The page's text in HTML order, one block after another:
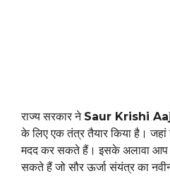
राज्य सरकार ने Saur Krishi
के लिए एक तंत्र तैयार किया है।
मदद कर सकते हैं। इसके अलावा आप
सकते हैं जो सौर ऊर्जा संयंत्र का